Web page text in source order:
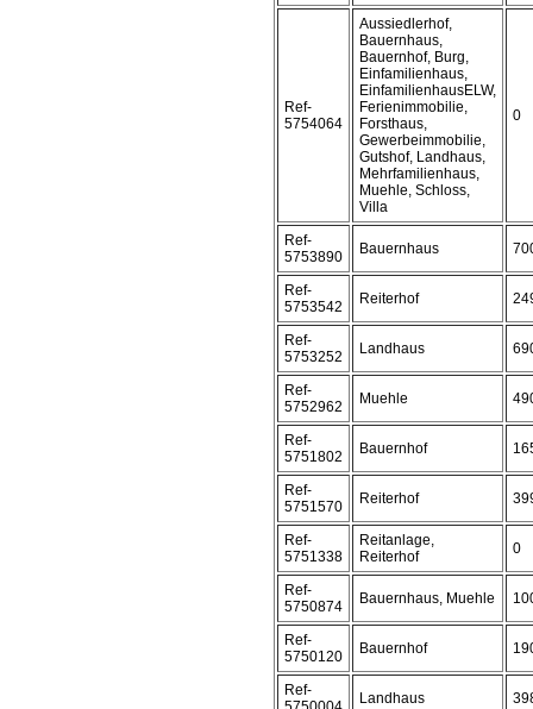
Ref-
5754064
Aussiedlerhof,
Bauernhaus,
Bauernhof, Burg,
Einfamilienhaus,
EinfamilienhausELW,
Ferienimmobilie,
Forsthaus,
Gewerbeimmobilie,
Gutshof, Landhaus,
Mehrfamilienhaus,
Muehle, Schloss,
Villa
0
Ref-
5753890
Bauernhaus
Ref-
5753542
Reiterhof
Ref-
5753252
Landhaus
Ref-
5752962
Muehle
Ref-
5751802
Bauernhof
Ref-
5751570
Reiterhof
Ref-
5751338
Reitanlage,
Reiterhof
0
Ref-
5750874
Bauernhaus, Muehle
Ref-
5750120
Bauernhof
Ref-
Landhaus